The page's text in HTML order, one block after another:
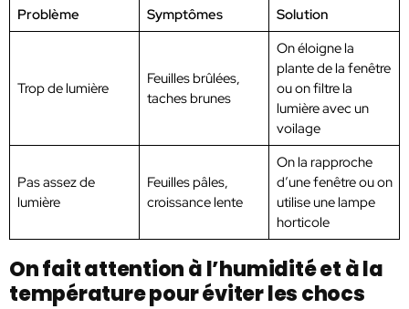
Problème Symptômes Solution
Trop de lumière
Feuilles brûlées,
taches brunes
On éloigne la
plante de la fenêtre
ou on filtre la
lumière avec un
voilage
Pas assez de
lumière
Feuilles pâles,
croissance lente
On la rapproche
d’une fenêtre ou on
utilise une lampe
horticole
On fait attention à l’humidité et à la
température pour éviter les chocs